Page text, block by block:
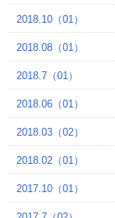
2018.10（01）
2018.08（01）
2018.7（01）
2018.06（01）
2018.03（02）
2018.02（01）
2017.10（01）